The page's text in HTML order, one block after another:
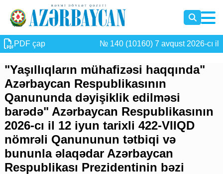
PDF çap № 140 (10160) 7 avqust 2026-cı il
"Yaşıllıqların mühafizəsi haqqında"
Azərbaycan Respublikasının
Qanununda dəyişiklik edilməsi
barədə" Azərbaycan Respublikasının
2026-cı il 12 iyun tarixli 422-VIIQD
nömrəli Qanununun tətbiqi və
bununla əlaqədar Azərbaycan
Respublikası Prezidentinin bəzi